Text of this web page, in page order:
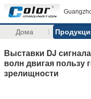
Дома
Выставки DJ
волн двигая пользу
зрелищности